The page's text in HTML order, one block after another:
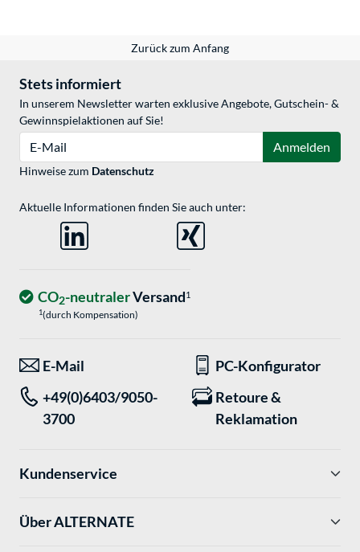
Zurück zum Anfang
Stets informiert
In unserem Newsletter warten exklusive Angebote, Gutschein- &
Gewinnspielaktionen auf Sie!
Anmelden
Hinweise zum Datenschutz
Aktuelle Informationen finden Sie auch unter:
CO2-neutralerVersand1
1(durch Kompensation)
E-Mail
PC-Konfigurator
+49(0)6403/9050-
3700
Retoure &
Reklamation
Kundenservice
Über ALTERNATE